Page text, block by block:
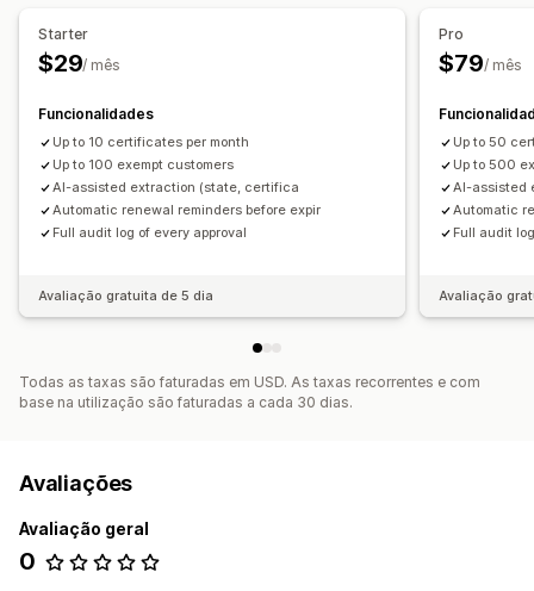
Starter
$29/ mês
Funcionalidades
Up to 10 certificates per month
Up to 100 exempt customers
AI-assisted extraction (state, certifica
Automatic renewal reminders before expir
Full audit log of every approval
Avaliação gratuita de 5 dia
Pro
$79/ mês
Up to 50
Up to 500
AI-assisted
Automatic
Full audit
Avaliação
Todas as taxas são faturadas em USD. As taxas recorrentes e com
base na utilização são faturadas a cada 30 dias.
Avaliações
Avaliação geral
0